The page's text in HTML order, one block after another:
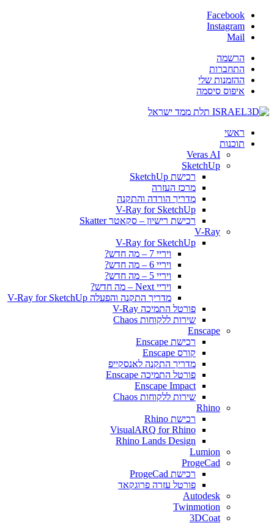
Facebook
Instagram
Mail
הרשמה
התחברות
ההזמנות שלי
איפוס סיסמה
ראשי
תוכנות
Veras AI
SketchUp
רכישת SketchUp
מרכז העזרה
מדריך הורדה והתקנה
V-Ray for SketchUp
רכישת רישיון – סקאטר Skatter
V-Ray
V-Ray for SketchUp
ויריי 7 – מה חדש?
ויריי 6 – מה חדש?
ויריי 5 – מה חדש?
ויריי Next – מה חדש?
מדריך התקנה והפעלה V-Ray for SketchUp
פורטל התמיכה V-Ray
שירות ללקוחות Chaos
Enscape
רכישת Enscape
קורס Enscape
מדריך התקנה לאנסקייפ
פורטל התמיכה Enscape
Enscape Impact
שירות ללקוחות Chaos
Rhino
רכישת Rhino
VisualARQ for Rhino
Rhino Lands Design
Lumion
ProgeCad
רכישת ProgeCad
פורטל עזרה פרוגקאד
Autodesk
Twinmotion
3DCoat